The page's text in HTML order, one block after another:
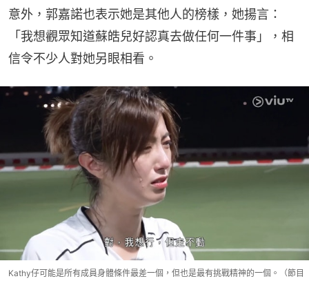
意外，郭嘉諾也表示她是其他人的榜樣，她揚言：
「我想觀眾知道蘇皓兒好認真去做任何一件事」，相
信令不少人對她另眼相看。
Kathy仔可能是所有成員身體條件最差一個，但也是最有挑戰精神的一個。（節目